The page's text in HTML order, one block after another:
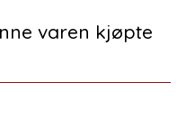
varen kjøpte